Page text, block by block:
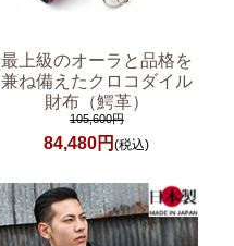
最上級のオーラと品格を
兼ね備えたクロコダイル
財布（鰐革）
105,600円
84,480円(税込)